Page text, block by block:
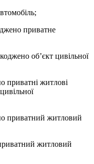
приватне
об’єкт цивільної
приватні житлові
приватний житловий
житловий